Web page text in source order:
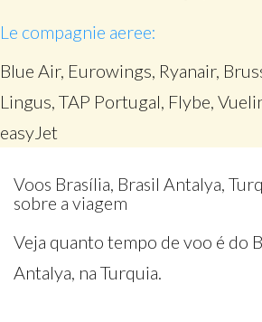
Le compagnie aeree:
Blue Air, Eurowings, Ryanair,
Lingus, TAP Portugal, Flybe,
easyJet
Voos Brasília, Brasil Antalya,
sobre a viagem
Veja quanto tempo de voo é do
Antalya, na Turquia.